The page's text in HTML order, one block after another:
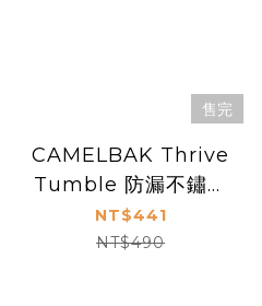
售完
CAMELBAK Thrive
Tumble 防漏不鏽鋼
真空保溫杯杯蓋-大
NT$441
NT$490